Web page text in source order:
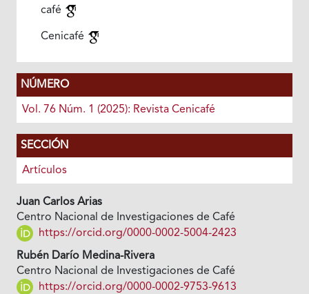
café
Cenicafé
NÚMERO
Vol. 76 Núm. 1 (2025): Revista Cenicafé
SECCIÓN
Artículos
Juan Carlos Arias
Centro Nacional de Investigaciones de Café
https://orcid.org/0000-0002-5004-2423
Rubén Darío Medina-Rivera
Centro Nacional de Investigaciones de Café
https://orcid.org/0000-0002-9753-9613